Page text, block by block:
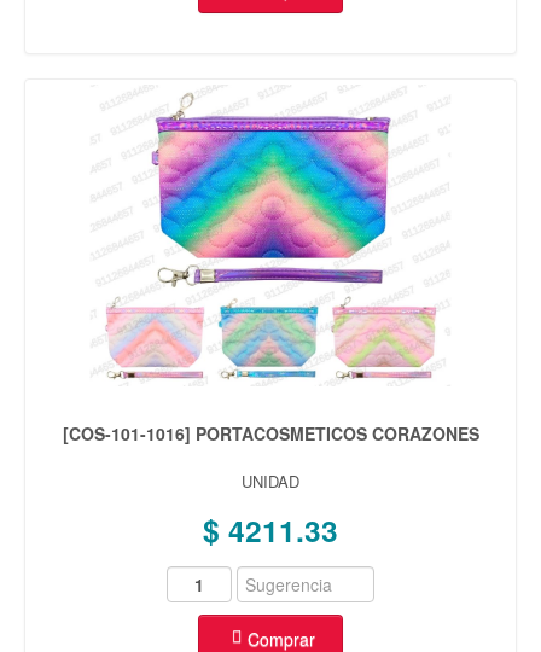
[COS-101-1016] PORTACOSMETICOS CORAZONES
UNIDAD
$ 4211.33
Comprar